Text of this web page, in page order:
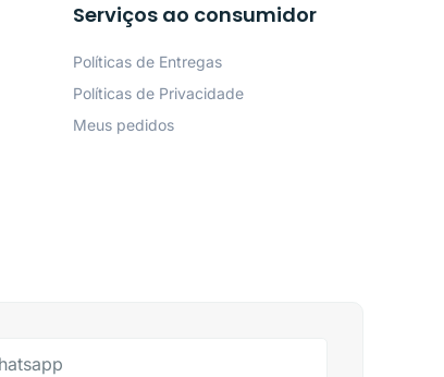
Serviços ao consumidor
Políticas de Entregas
Políticas de Privacidade
Meus pedidos